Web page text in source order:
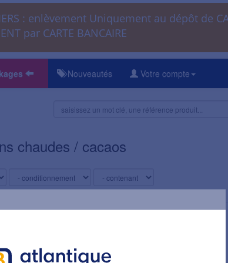
: enlèvement Uniquement au dépôt de
par CARTE BANCAIRE
Nouveautés Votre compte
chaudes / cacaos